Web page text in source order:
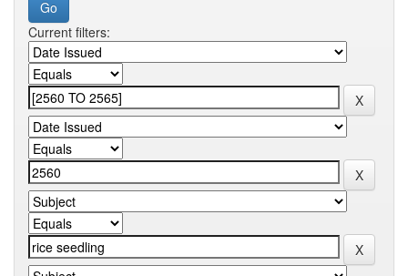
Current filters: